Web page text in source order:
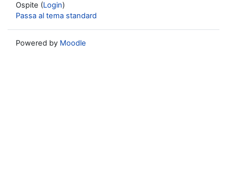
Ospite (Login)
Passa al tema standard
Powered by Moodle